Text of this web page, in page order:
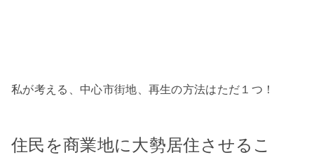
私が考える、中心市街地、再生の方法はただ１つ！
住民を商業地に大勢居住させるこ